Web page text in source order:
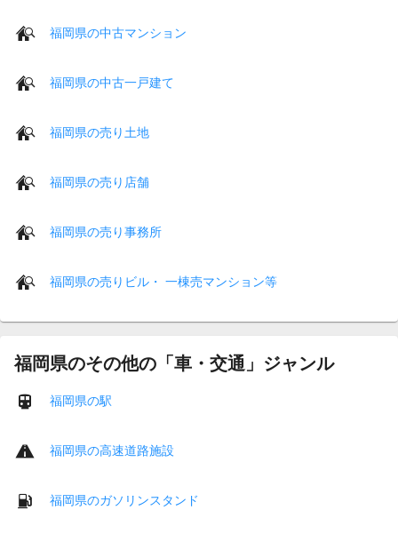
福岡県の中古マンション
福岡県の中古一戸建て
福岡県の売り土地
福岡県の売り店舗
福岡県の売り事務所
福岡県の売りビル・ 一棟売マンション等
福岡県のその他の「車・交通」ジャンル
福岡県の駅
福岡県の高速道路施設
福岡県のガソリンスタンド